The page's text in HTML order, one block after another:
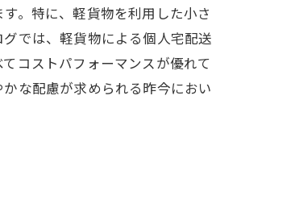
。特に、軽貨物を利用した小さ
では、軽貨物による個人宅配送
コストパフォーマンスが優れて
な配慮が求められる昨今におい